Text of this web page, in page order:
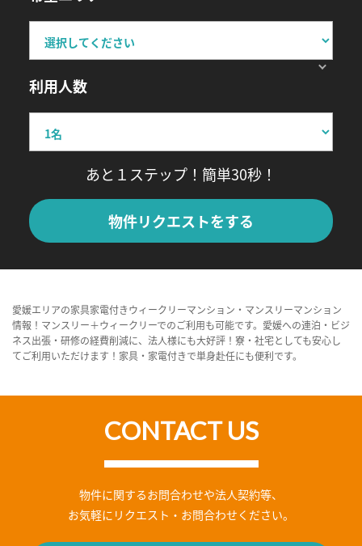
利用人数
あと１ステップ！簡単30秒！
物件リクエストをする
愛媛エリアの家具家電付きウィークリーマンション・マンスリーマンション
情報！マンスリー＋ウィークリーでのご利用も可能です。愛媛への連泊・ビジ
ネス出張・研修の経費削減に、法人様にも大好評！寮・社宅としても安心し
てご利用いただけます！家具・家電付きで単身赴任にも便利です。
CONTACT US
物件に関するお問合わせや法人契約等、
お気軽にリクエスト・お問合わせください。